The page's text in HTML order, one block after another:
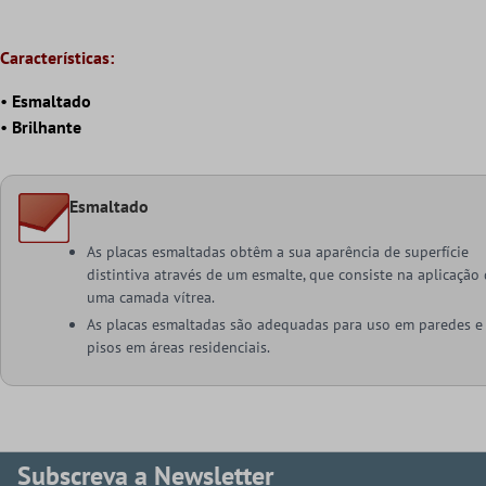
Características:
• Esmaltado
• Brilhante
Esmaltado
As placas esmaltadas obtêm a sua aparência de superfície
distintiva através de um esmalte, que consiste na aplicação
uma camada vítrea.
As placas esmaltadas são adequadas para uso em paredes e
pisos em áreas residenciais.
Subscreva a Newsletter